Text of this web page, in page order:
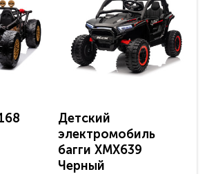
Детский
электромобиль
багги ХМХ639
Черный